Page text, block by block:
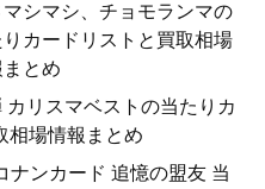
シマシ、チョモランマの
りカードリストと買取相場
とめ
カリスマベストの当たりカ
相場情報まとめ
ナンカード 追憶の盟友 当